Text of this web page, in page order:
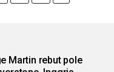
Martin rebut pole